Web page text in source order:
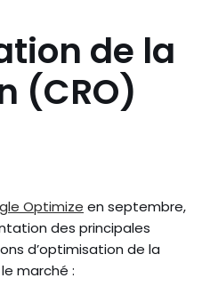
de la
(CRO)
Optimize en septembre,
des principales
d’optimisation de la
marché :